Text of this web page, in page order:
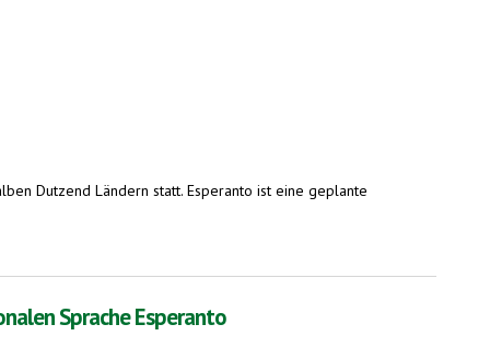
Dutzend Ländern statt. Esperanto ist eine geplante
Sprache Esperanto